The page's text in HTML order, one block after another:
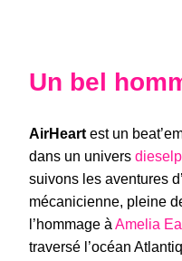
Un bel
AirHeart est un
dans un univers
suivons les aventures
mécanicienne, pleine
l’hommage à Amelia
traversé l’océan